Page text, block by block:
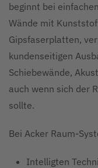
beginnt bei
Wände mit
Gipsfaserplatten,
kundenseitigen
Schiebewände,
auch wenn sich der
sollte.
Bei Acker Raum-
Intelligten